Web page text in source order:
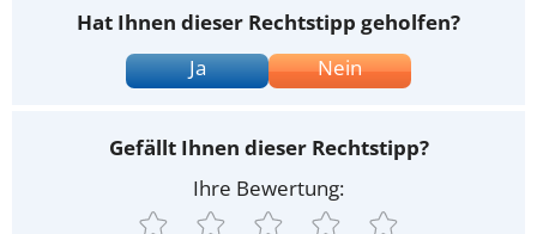
Hat Ihnen dieser Rechtstipp geholfen?
Ja
Nein
Gefällt Ihnen dieser Rechtstipp?
Ihre Bewertung: